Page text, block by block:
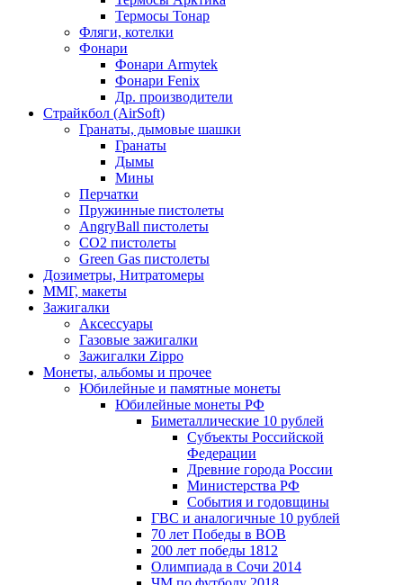
Термосы Тонар
Фляги, котелки
Фонари
Фонари Armytek
Фонари Fenix
Др. производители
Страйкбол (AirSoft)
Гранаты, дымовые шашки
Гранаты
Дымы
Мины
Перчатки
Пружинные пистолеты
AngryBall пистолеты
CO2 пистолеты
Green Gas пистолеты
Дозиметры, Нитратомеры
ММГ, макеты
Зажигалки
Аксессуары
Газовые зажигалки
Зажигалки Zippo
Монеты, альбомы и прочее
Юбилейные и памятные монеты
Юбилейные монеты РФ
Биметаллические 10 рублей
Субъекты Российской
Федерации
Древние города России
Министерства РФ
События и годовщины
ГВС и аналогичные 10 рублей
70 лет Победы в ВОВ
200 лет победы 1812
Олимпиада в Сочи 2014